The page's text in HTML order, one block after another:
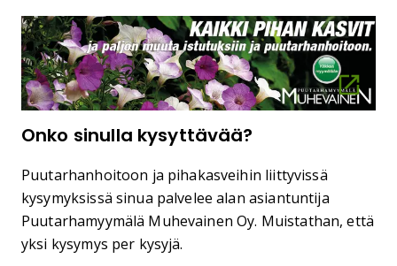
Onko sinulla kysyttävää?
Puutarhanhoitoon ja pihakasveihin liittyvissä
kysymyksissä sinua palvelee alan asiantuntija
Puutarhamyymälä Muhevainen Oy. Muistathan, että
yksi kysymys per kysyjä.